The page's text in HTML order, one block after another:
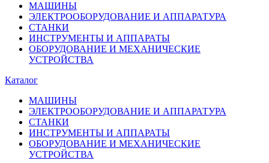
МАШИНЫ
ЭЛЕКТРООБОРУДОВАНИЕ И АППАРАТУРА
СТАНКИ
ИНСТРУМЕНТЫ И АППАРАТЫ
ОБОРУДОВАНИЕ И МЕХАНИЧЕСКИЕ
УСТРОЙСТВА
Каталог
МАШИНЫ
ЭЛЕКТРООБОРУДОВАНИЕ И АППАРАТУРА
СТАНКИ
ИНСТРУМЕНТЫ И АППАРАТЫ
ОБОРУДОВАНИЕ И МЕХАНИЧЕСКИЕ
УСТРОЙСТВА